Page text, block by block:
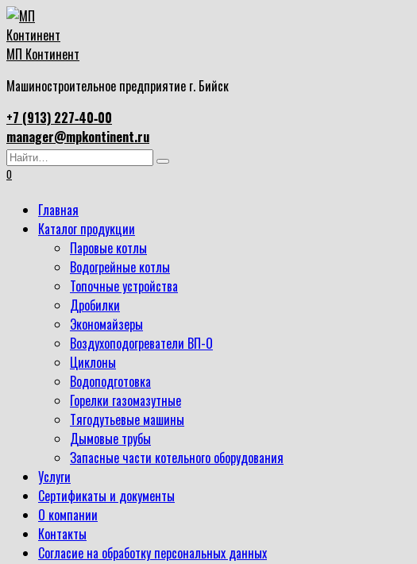
Перейти
к
содержанию
МП Континент
Машиностроительное предприятие г. Бийск
+7 (913) 227‑40‑00
manager@mpkontinent.ru
Search
for:
0
Главная
Каталог продукции
Паровые котлы
Водогрейные котлы
Топочные устройства
Дробилки
Экономайзеры
Воздухоподогреватели ВП-О
Циклоны
Водоподготовка
Горелки газомазутные
Тягодутьевые машины
Дымовые трубы
Запасные части котельного оборудования
Услуги
Сертификаты и документы
О компании
Контакты
Согласие на обработку персональных данных